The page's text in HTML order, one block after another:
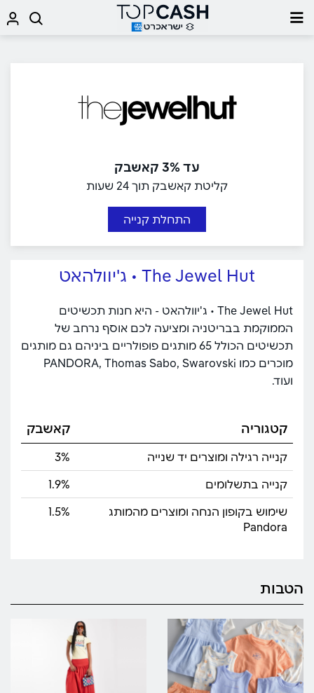
עד 3% קאשבק
קליטת קאשבק תוך 24 שעות
התחלת קנייה
The Jewel Hut • ג'יוולהאט
The Jewel Hut • ג'יוולהאט - היא חנות תכשיטים
הממוקמת בבריטניה ומציעה לכם אוסף נרחב של
תכשיטים הכולל 65 מותגים פופולריים ביניהם גם מותגים
מוכרים כמו PANDORA, Thomas Sabo, Swarovski
ועוד.
קטגוריה קאשבק
קנייה רגילה ומוצרים יד שנייה
3%
קנייה בתשלומים
1.9%
שימוש בקופון הנחה ומוצרים מהמותג
Pandora
1.5%
הטבות